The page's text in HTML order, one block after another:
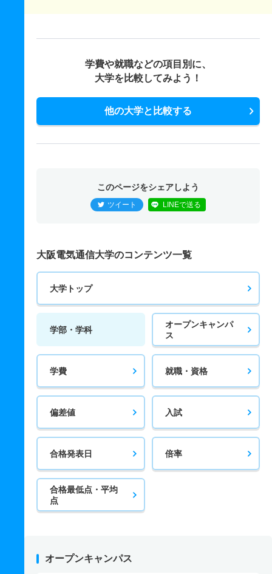
学費や就職などの項目別に、
大学を比較してみよう！
他の大学と比較する
このページをシェアしよう
ツイート LINEで送る
大阪電気通信大学のコンテンツ一覧
大学トップ
学部・学科
オープンキャンパ
ス
学費 就職・資格
偏差値 入試
合格発表日 倍率
合格最低点・平均
点
オープンキャンパス